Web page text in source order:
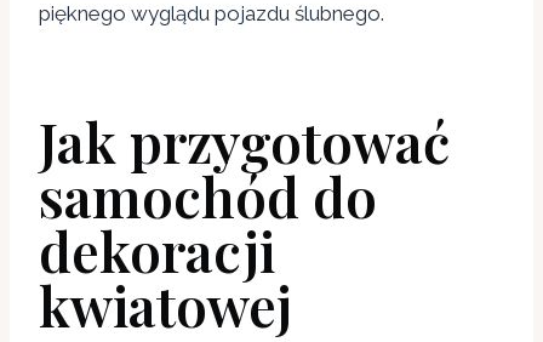
pięknego wyglądu pojazdu ślubnego.
Jak przygotować
samochód do
dekoracji
kwiatowej